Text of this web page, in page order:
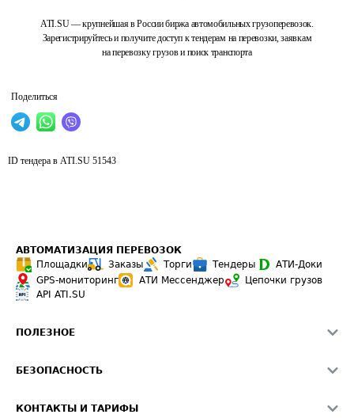
ATI.SU — крупнейшая в России биржа автомобильных грузоперевозок.
Зарегистрируйтесь и получите доступ к тендерам на перевозки, заявкам
на перевозку грузов и поиск транспорта
Поделиться
ID тендера в ATI.SU 51543
АВТОМАТИЗАЦИЯ ПЕРЕВОЗОК
Площадки
Заказы Торги Тендеры
АТИ-Доки
GPS-мониторинг
АТИ Мессенджер
Цепочки грузов
API ATI.SU
ПОЛЕЗНОЕ
Звезды ATI.SU на вашем сайте
БЕЗОПАСНОСТЬ
КОНТАКТЫ И ТАРИФЫ